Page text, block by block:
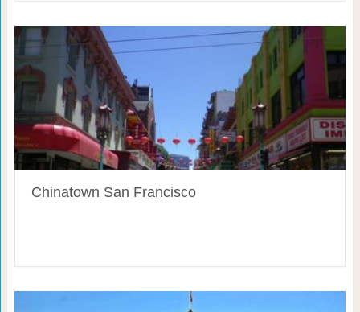
Chinatown San Francisco